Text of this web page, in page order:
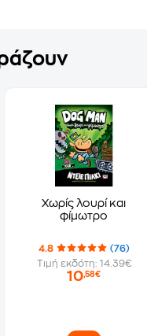
Χωρίς λουρί και
φίμωτρο
4.8
(76)
Τιμή εκδότη: 14.39€
10,58€